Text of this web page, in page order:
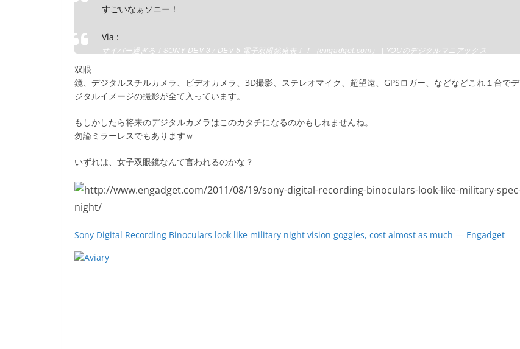
すごいなぁソニー！
Via :
サイバー過ぎる！SONY DEV-3 / DEV-5 電子双眼鏡発表！！（engadget.com） | YOUのデジタルマニアックス
双眼
鏡、デジタルスチルカメラ、ビデオカメラ、3D撮影、ステレオマイク、超望遠、GPSロガー、などなどこれ１台でデ
ジタルイメージの撮影が全て入っています。
もしかしたら将来のデジタルカメラはこのカタチになるのかもしれませんね。
勿論ミラーレスでもありますｗ
いずれは、女子双眼鏡なんて言われるのかな？
Sony Digital Recording Binoculars look like military night vision goggles, cost almost as much — Engadget